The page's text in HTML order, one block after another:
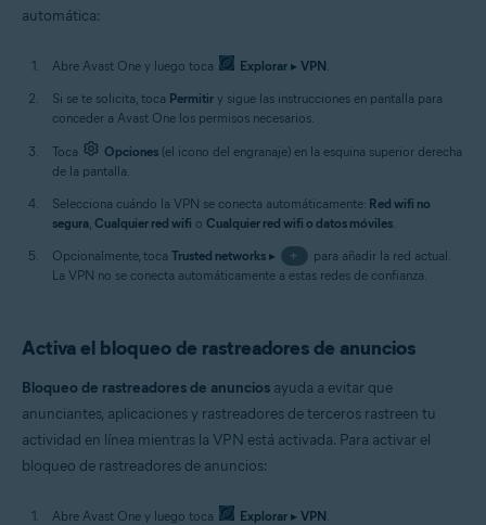
automática:
Abre Avast One y luego toca Explorar ▸ VPN.
Si se te solicita, toca Permitir y sigue las instrucciones en pantalla para
conceder a Avast One los permisos necesarios.
Toca Opciones (el icono del engranaje) en la esquina superior derecha
de la pantalla.
Selecciona cuándo la VPN se conecta automáticamente: Red wifi no
segura, Cualquier red wifi o Cualquier red wifi o datos móviles.
Opcionalmente, toca Trusted networks ▸ +
para añadir la red actual.
La VPN no se conecta automáticamente a estas redes de confianza.
Activa el bloqueo de rastreadores de anuncios
Bloqueo de rastreadores de anuncios ayuda a evitar que
anunciantes, aplicaciones y rastreadores de terceros rastreen tu
actividad en línea mientras la VPN está activada. Para activar el
bloqueo de rastreadores de anuncios:
Abre Avast One y luego toca Explorar ▸ VPN.